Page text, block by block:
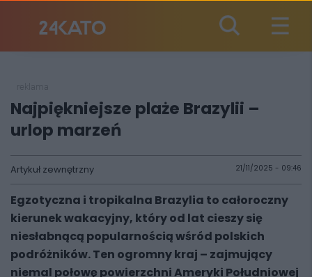
Najpiękniejsze plaże Brazylii –
urlop marzeń
Artykuł zewnętrzny 21/11/2025 - 09:46
Egzotyczna i tropikalna Brazylia to całoroczny
kierunek wakacyjny, który od lat cieszy się
niesłabnącą popularnością wśród polskich
podróżników. Ten ogromny kraj – zajmujący
niemal połowę powierzchni Ameryki Południowej